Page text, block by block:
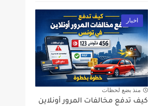
اخبار
منذ بضع لحظات
كيف تدفع مخالفات المرور أونلاين